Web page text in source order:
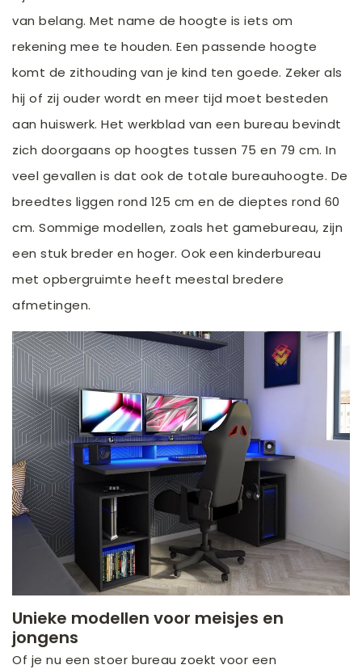
van belang. Met name de hoogte is iets om
rekening mee te houden. Een passende hoogte
komt de zithouding van je kind ten goede. Zeker als
hij of zij ouder wordt en meer tijd moet besteden
aan huiswerk. Het werkblad van een bureau bevindt
zich doorgaans op hoogtes tussen 75 en 79 cm. In
veel gevallen is dat ook de totale bureauhoogte. De
breedtes liggen rond 125 cm en de dieptes rond 60
cm. Sommige modellen, zoals het gamebureau, zijn
een stuk breder en hoger. Ook een kinderbureau
met opbergruimte heeft meestal bredere
afmetingen.
Unieke modellen voor meisjes en
jongens
Of je nu een stoer bureau zoekt voor een